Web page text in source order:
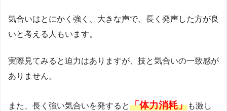
気合いはとにかく強く、大きな声で、長く発声した方が良
いと考える人もいます。
実際見てみると迫力はありますが、技と気合いの一致感が
ありません。
また、長く強い気合いを発すると「体力消耗」も激し